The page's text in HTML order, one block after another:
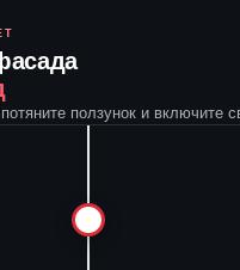
ползунок и включите